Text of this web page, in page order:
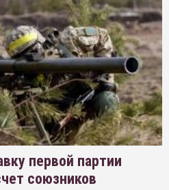
первой партии
союзников